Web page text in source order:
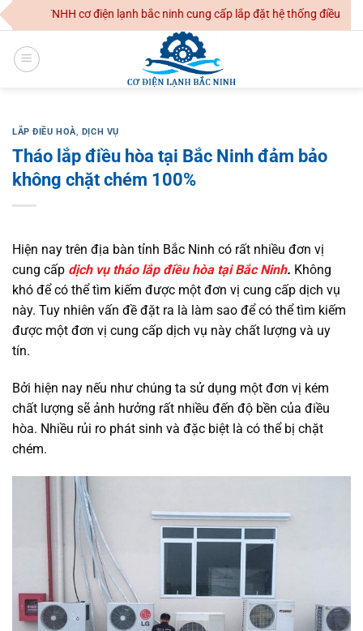
Skip
to
content
TNHH cơ điện lạnh bắc ninh cung cấp lắp đặt hệ thống điều hoà
LẮP ĐIỀU HOÀ, DỊCH VỤ
Tháo lắp điều hòa tại Bắc Ninh đảm bảo
không chặt chém 100%
Hiện nay trên địa bàn tỉnh Bắc Ninh có rất nhiều đơn vị
cung cấp dịch vụtháo lắp điều hòa tại Bắc Ninh. Không
khó để có thể tìm kiếm được một đơn vị cung cấp dịch vụ
này. Tuy nhiên vấn đề đặt ra là làm sao để có thể tìm kiếm
được một đơn vị cung cấp dịch vụ này chất lượng và uy
tín.
Bởi hiện nay nếu như chúng ta sử dụng một đơn vị kém
chất lượng sẽ ảnh hưởng rất nhiều đến độ bền của điều
hòa. Nhiều rủi ro phát sinh và đặc biệt là có thể bị chặt
chém.